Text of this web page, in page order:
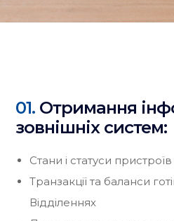
01. Отримання
зовнішніх систем:
Стани і статуси
Транзакції та баланси
Відділеннях